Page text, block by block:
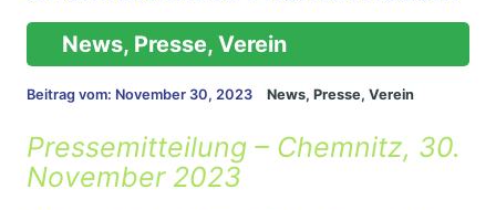
News, Presse, Verein
Beitrag vom: November 30, 2023 News, Presse, Verein
Pressemitteilung – Chemnitz, 30.
November 2023